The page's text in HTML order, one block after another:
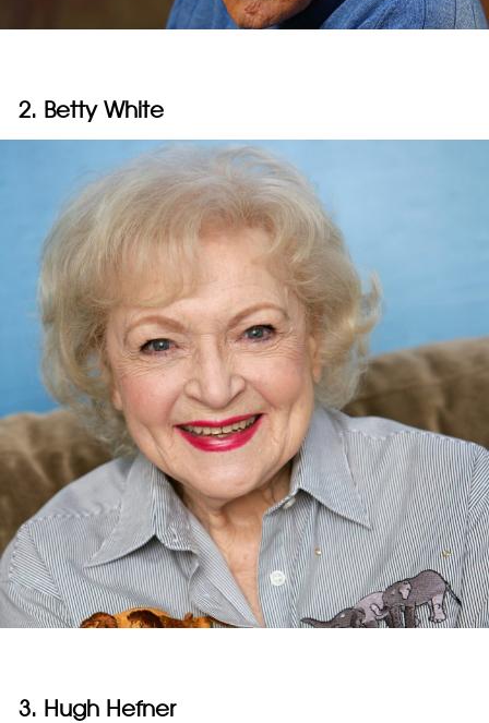
2. Betty White
3. Hugh Hefner